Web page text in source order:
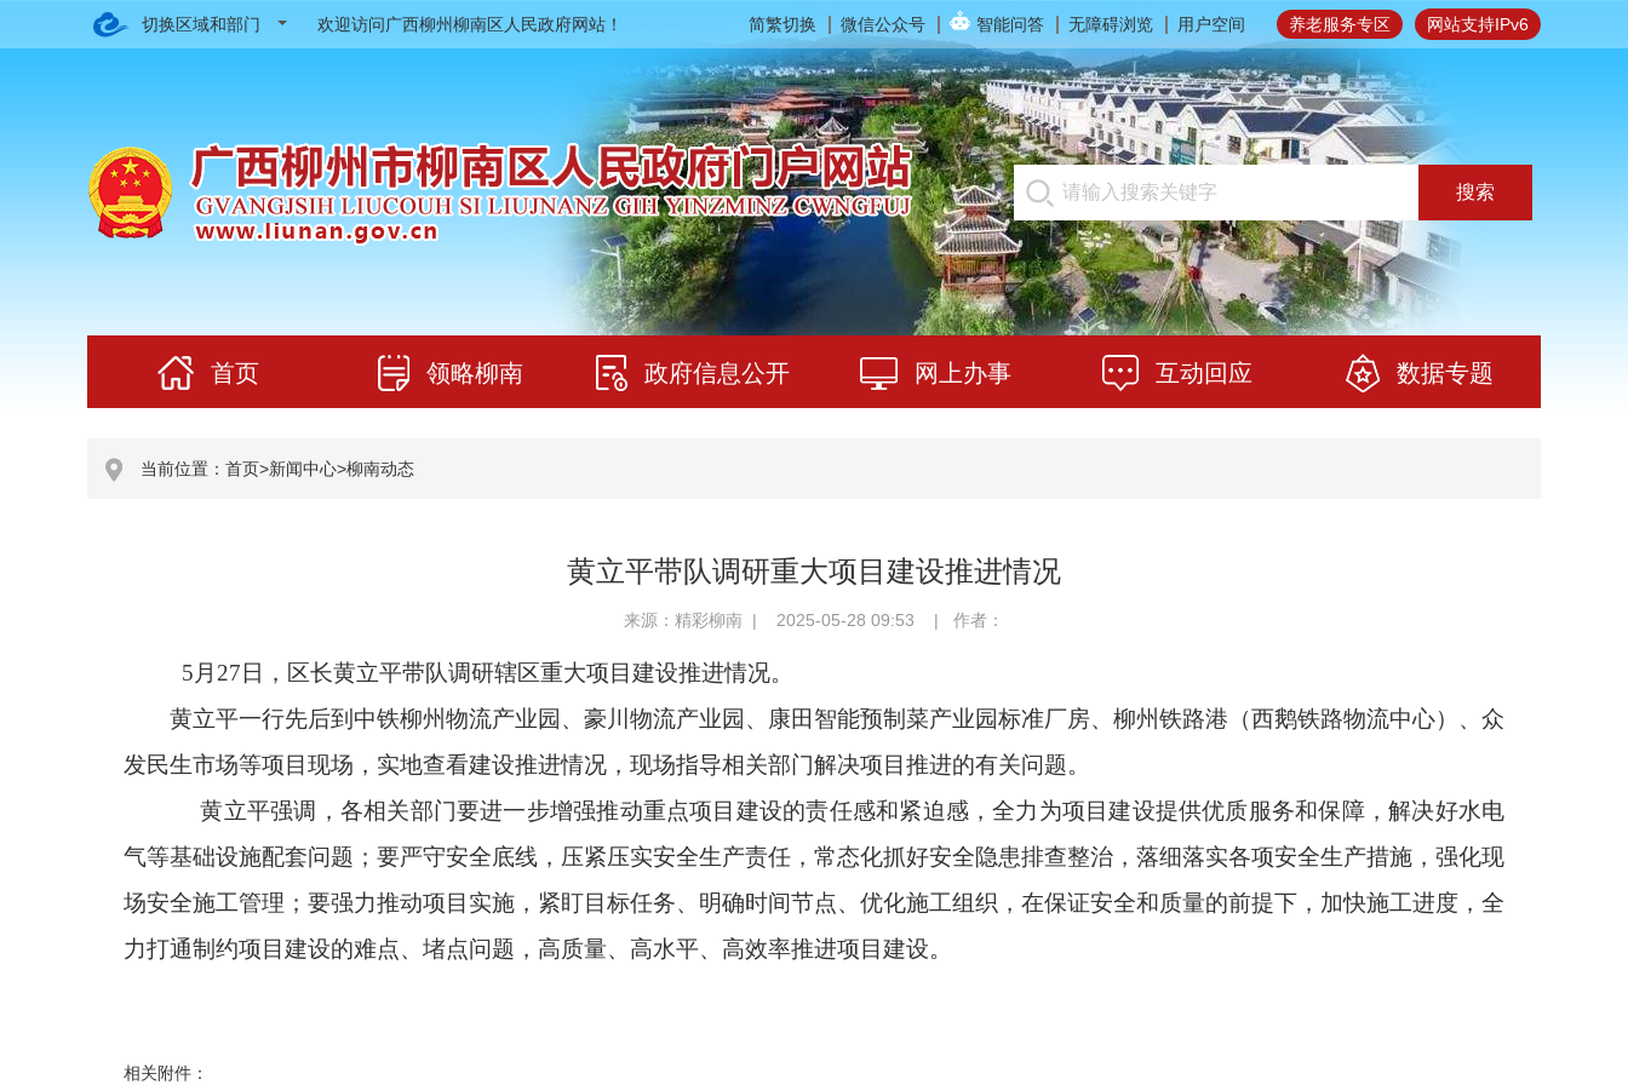
切换区域和部门 网站支持IPv6
养老服务专区
简繁切换 微信公众号 智能问答 无障碍浏览 用户空间
欢迎访问广西柳州柳南区人民政府网站！
搜索
首页 领略柳南 政府信息公开 网上办事 互动回应 数据专题
当前位置： 首页>新闻中心>柳南动态
黄立平带队调研重大项目建设推进情况
来源：精彩柳南 | 2025-05-28 09:53 | 作者：
5月27日，区长黄立平带队调研辖区重大项目建设推进情况。
黄立平一行先后到中铁柳州物流产业园、豪川物流产业园、康田智能预制菜产业园标准厂房、柳州铁路港（西鹅铁路物流中心）、众
发民生市场等项目现场，实地查看建设推进情况，现场指导相关部门解决项目推进的有关问题。
黄立平强调，各相关部门要进一步增强推动重点项目建设的责任感和紧迫感，全力为项目建设提供优质服务和保障，解决好水电
气等基础设施配套问题；要严守安全底线，压紧压实安全生产责任，常态化抓好安全隐患排查整治，落细落实各项安全生产措施，强化现
场安全施工管理；要强力推动项目实施，紧盯目标任务、明确时间节点、优化施工组织，在保证安全和质量的前提下，加快施工进度，全
力打通制约项目建设的难点、堵点问题，高质量、高水平、高效率推进项目建设。
相关附件：